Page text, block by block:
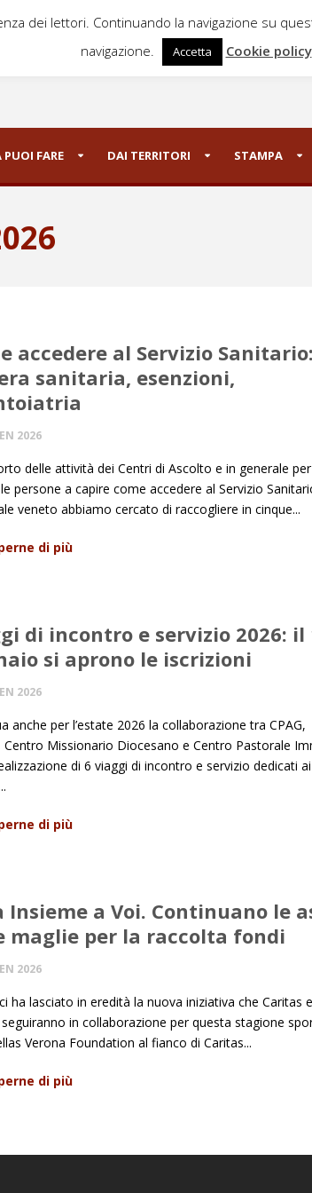
PUOI FARE DAI TERRITORI STAMPA
accedere al Servizio Sanitario:
sanitaria, esenzioni,
2026
delle attività dei Centri di Ascolto e in generale per
persone a capire come accedere al Servizio
veneto abbiamo cercato di raccogliere in cinque...
di più
di incontro e servizio 2026: il
si aprono le iscrizioni
2026
anche per l’estate 2026 la collaborazione tra CPAG,
Centro Missionario Diocesano e Centro Pastorale
di 6 viaggi di incontro e servizio dedicati ai
di più
Insieme a Voi. Continuano le
maglie per la raccolta fondi
2026
ha lasciato in eredità la nuova iniziativa che Caritas
in collaborazione per questa stagione
Verona Foundation al fianco di Caritas...
di più
dei lettori. Continuando la navigazione su
navigazione.
Accetta Cookie policy